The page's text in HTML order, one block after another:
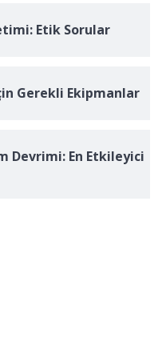
Etik Sorular
Gerekli Ekipmanlar
Devrimi: En Etkileyici